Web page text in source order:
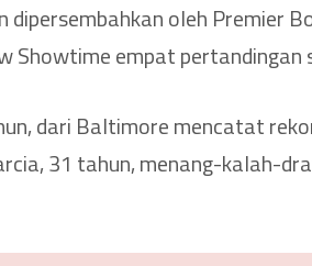
dipersembahkan oleh Premier
Showtime empat pertandingan
dari Baltimore mencatat
31 tahun, menang-kalah-